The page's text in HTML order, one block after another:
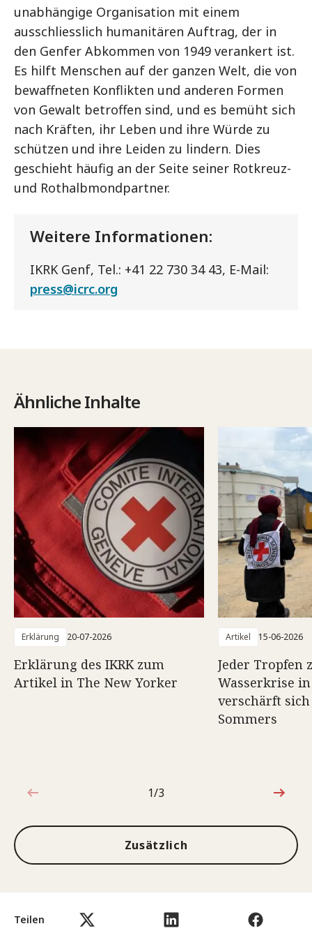
Teilen
unabhängige Organisation mit einem
ausschliesslich humanitären Auftrag, der in
den Genfer Abkommen von 1949 verankert ist.
Es hilft Menschen auf der ganzen Welt, die von
bewaffneten Konflikten und anderen Formen
von Gewalt betroffen sind, und es bemüht sich
nach Kräften, ihr Leben und ihre Würde zu
schützen und ihre Leiden zu lindern. Dies
geschieht häufig an der Seite seiner Rotkreuz-
und Rothalbmondpartner.
Weitere Informationen:
IKRK Genf, Tel.: +41 22 730 34 43, E-Mail:
press@icrc.org
Ähnliche Inhalte
Erklärung 20-07-2026
Erklärung des IKRK zum
Artikel in The New Yorker
Artikel 15-06-2026
Jeder Tropfen
Wasserkrise in
verschärft
Sommers
1von3
1/3
Zusätzlich